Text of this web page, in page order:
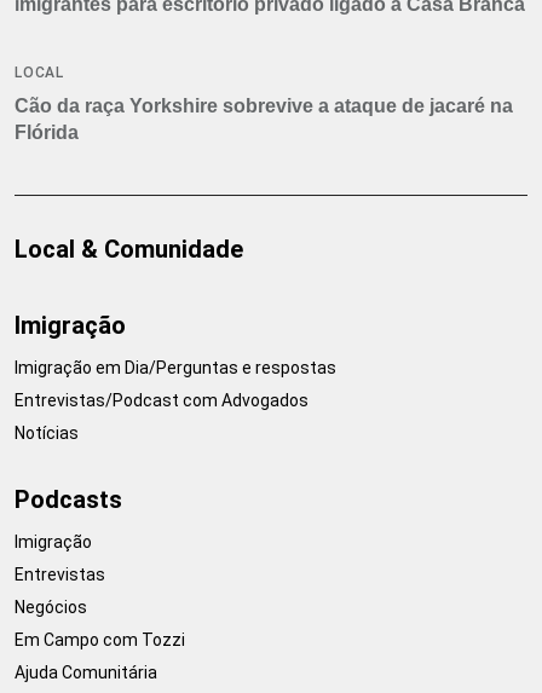
LOCAL
Cão da raça Yorkshire sobrevive a ataque de jacaré na
Flórida
Local & Comunidade
Imigração
Imigração em Dia/Perguntas e respostas
Entrevistas/Podcast com Advogados
Notícias
Podcasts
Imigração
Entrevistas
Negócios
Em Campo com Tozzi
Ajuda Comunitária